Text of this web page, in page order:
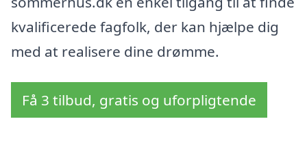
kvalificerede fagfolk, der kan hjælpe dig
med at realisere dine drømme.
Få 3 tilbud, gratis og uforpligtende